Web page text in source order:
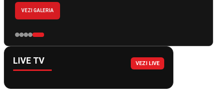
VEZI GALERIA
LIVE TV VEZI LIVE